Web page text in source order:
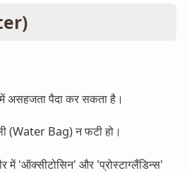
असहजता पैदा कर सकता है।
(Water Bag) न फटी हो।
में 'ऑक्सीटोसिन' और 'प्रोस्टाग्लैंडिन्स'